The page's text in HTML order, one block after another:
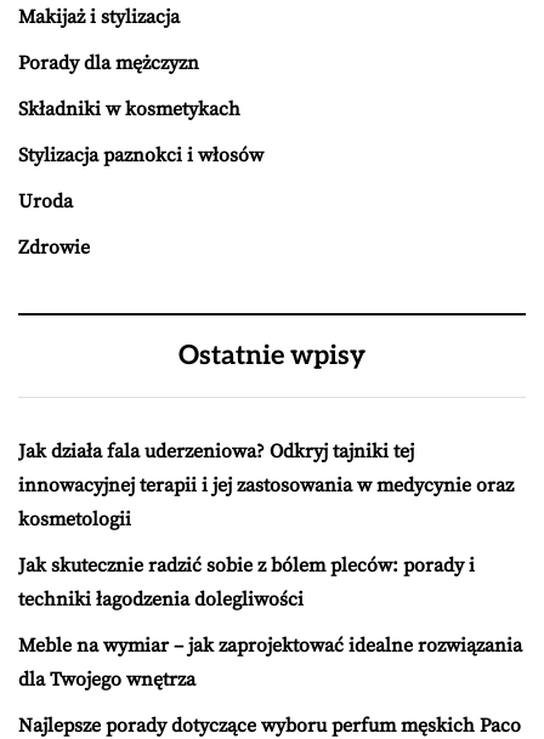
Makijaż i stylizacja
Porady dla mężczyzn
Składniki w kosmetykach
Stylizacja paznokci i włosów
Uroda
Zdrowie
Ostatnie wpisy
Jak działa fala uderzeniowa? Odkryj tajniki tej
innowacyjnej terapii i jej zastosowania w medycynie oraz
kosmetologii
Jak skutecznie radzić sobie z bólem pleców: porady i
techniki łagodzenia dolegliwości
Meble na wymiar – jak zaprojektować idealne rozwiązania
dla Twojego wnętrza
Najlepsze porady dotyczące wyboru perfum męskich Paco